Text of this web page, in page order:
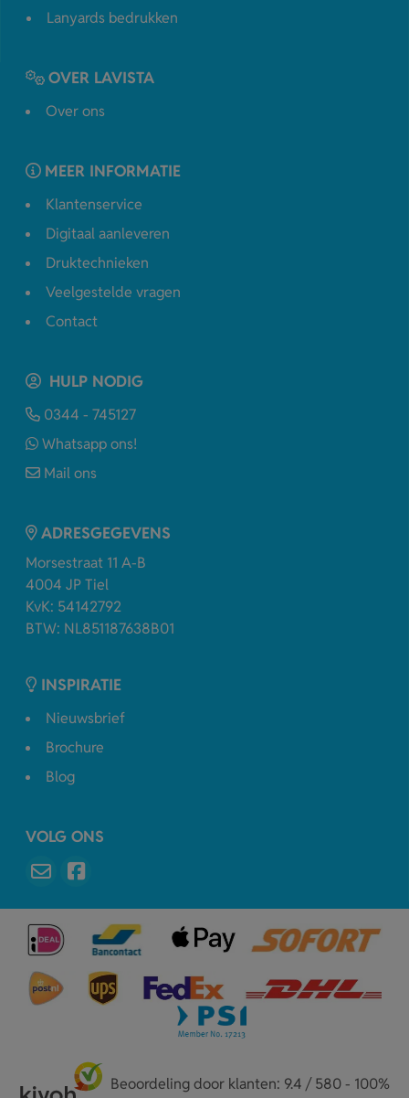
Lanyards bedrukken
OVER LAVISTA
Over ons
MEER INFORMATIE
Klantenservice
Digitaal aanleveren
Druktechnieken
Veelgestelde vragen
Contact
HULP NODIG
0344 - 745127
Whatsapp ons!
Mail ons
ADRESGEGEVENS
Morsestraat 11 A-B
4004 JP Tiel
KvK: 54142792
BTW: NL851187638B01
INSPIRATIE
Nieuwsbrief
Brochure
Blog
VOLG ONS
Beoordeling door klanten: 9.4 / 580 - 100%